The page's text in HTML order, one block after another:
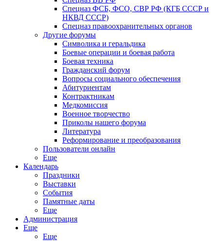
Спецназ ФСБ, ФСО, СВР РФ (КГБ СССР и
НКВД СССР)
Спецназ правоохранительных органов
Другие форумы
Символика и геральдика
Боевые операции и боевая работа
Боевая техника
Гражданский форум
Вопросы социального обеспечения
Абитуриентам
Контрактникам
Медкомиссия
Военное творчество
Приколы нашего форума
Литература
Реформирование и преобразования
Пользователи онлайн
Еще
Календарь
Праздники
Выставки
События
Памятные даты
Еще
Администрация
Еще
Еще